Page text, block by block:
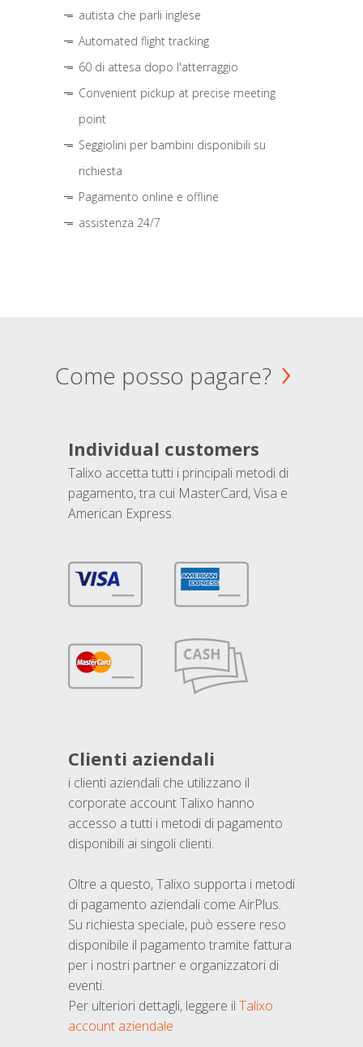
autista che parli inglese
Automated flight tracking
60 di attesa dopo l'atterraggio
Convenient pickup at precise meeting
point
Seggiolini per bambini disponibili su
richiesta
Pagamento online e offline
assistenza 24/7
Come posso pagare?
Individual customers
Talixo accetta tutti i principali metodi di
pagamento, tra cui MasterCard, Visa e
American Express.
Clienti aziendali
i clienti aziendali che utilizzano il
corporate account Talixo hanno
accesso a tutti i metodi di pagamento
disponibili ai singoli clienti.
Oltre a questo, Talixo supporta i metodi
di pagamento aziendali come AirPlus.
Su richiesta speciale, può essere reso
disponibile il pagamento tramite fattura
per i nostri partner e organizzatori di
eventi.
Per ulteriori dettagli, leggere il Talixo
account aziendale